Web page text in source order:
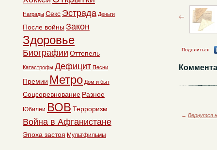
Поделиться
← Вернутся
Награды Секс Эстрада Деньги
После войны Закон
Здоровье
Биографии Оттепель
Катастрофы Дефицит Песни
Премии Метро Дом и быт
Соцсоревнование Разное
Юбилеи ВОВ Терроризм
Война в Афганистане
Эпоха застоя Мультфильмы